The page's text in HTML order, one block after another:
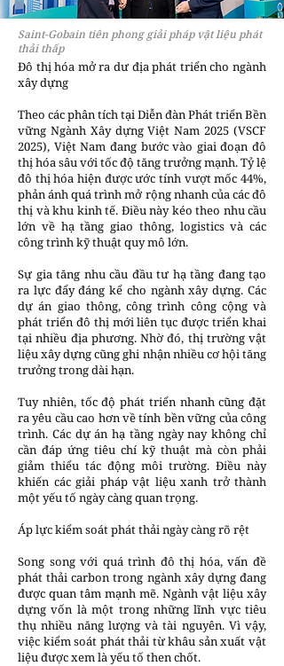
Saint-Gobain tiên phong giải pháp vật liệu phát
thải thấp
Đô thị hóa mở ra dư địa phát triển cho ngành
xây dựng
Theo các phân tích tại Diễn đàn Phát triển Bền
vững Ngành Xây dựng Việt Nam 2025 (VSCF
2025), Việt Nam đang bước vào giai đoạn đô
thị hóa sâu với tốc độ tăng trưởng mạnh. Tỷ lệ
đô thị hóa hiện được ước tính vượt mốc 44%,
phản ánh quá trình mở rộng nhanh của các đô
thị và khu kinh tế. Điều này kéo theo nhu cầu
lớn về hạ tầng giao thông, logistics và các
công trình kỹ thuật quy mô lớn.
Sự gia tăng nhu cầu đầu tư hạ tầng đang tạo
ra lực đẩy đáng kể cho ngành xây dựng. Các
dự án giao thông, công trình công cộng và
phát triển đô thị mới liên tục được triển khai
tại nhiều địa phương. Nhờ đó, thị trường vật
liệu xây dựng cũng ghi nhận nhiều cơ hội tăng
trưởng trong dài hạn.
Tuy nhiên, tốc độ phát triển nhanh cũng đặt
ra yêu cầu cao hơn về tính bền vững của công
trình. Các dự án hạ tầng ngày nay không chỉ
cần đáp ứng tiêu chí kỹ thuật mà còn phải
giảm thiểu tác động môi trường. Điều này
khiến các giải pháp vật liệu xanh trở thành
một yếu tố ngày càng quan trọng.
Áp lực kiểm soát phát thải ngày càng rõ rệt
Song song với quá trình đô thị hóa, vấn đề
phát thải carbon trong ngành xây dựng đang
được quan tâm mạnh mẽ. Ngành vật liệu xây
dựng vốn là một trong những lĩnh vực tiêu
thụ nhiều năng lượng và tài nguyên. Vì vậy,
việc kiểm soát phát thải từ khâu sản xuất vật
liệu được xem là yếu tố then chốt.